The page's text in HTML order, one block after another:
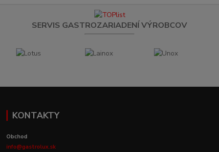
SERVIS GASTROZARIADENÍ VÝROBCOV
KONTAKTY
Obchod
info@gastrolux.sk